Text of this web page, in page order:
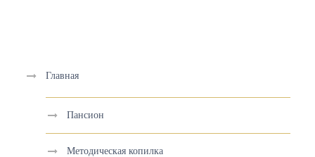
Главная
Пансион
Методическая копилка